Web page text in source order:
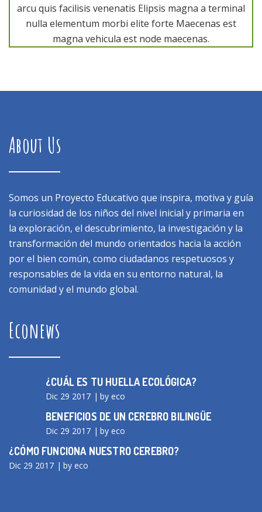
arcu quis facilisis venenatis Elipsis magna a terminal
nulla elementum morbi elite forte Maecenas est
magna vehicula est node maecenas.
About Us
Somos un Proyecto Educativo que inspira, motiva y guía
la curiosidad de los niños del nivel inicial y primaria en
la exploración, el descubrimiento, la investigación y la
transformación del mundo orientados hacia la acción
por el bien común, como ciudadanos respetuosos y
responsables de la vida en su entorno natural, la
comunidad y el mundo global.
Econews
¿CUÁL ES TU HUELLA ECOLÓGICA?
Dic 29 2017 by eco
BENEFICIOS DE UN CEREBRO BILINGÜE
Dic 29 2017 by eco
¿CÓMO FUNCIONA NUESTRO CEREBRO?
Dic 29 2017 by eco